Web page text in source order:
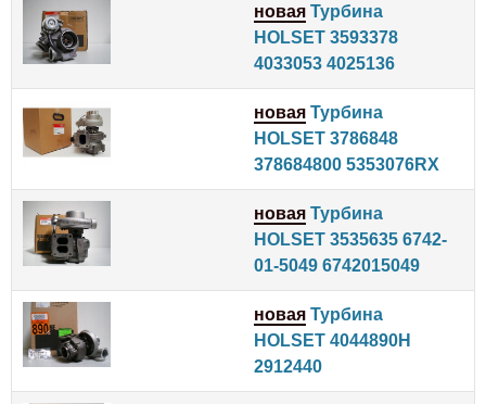
новая Турбина
HOLSET 3593378
4033053 4025136
новая Турбина
HOLSET 3786848
378684800 5353076RX
новая Турбина
HOLSET 3535635 6742-
01-5049 6742015049
новая Турбина
HOLSET 4044890H
2912440